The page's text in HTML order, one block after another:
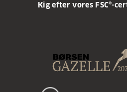
Kig efter vores FSC®-